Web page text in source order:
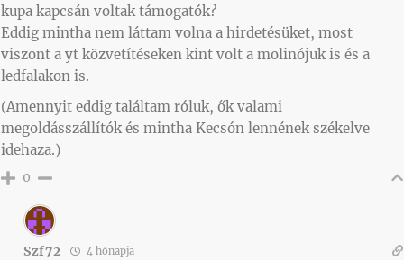
kupa kapcsán voltak támogatók?
Eddig mintha nem láttam volna a hirdetésüket, most
viszont a yt közvetítéseken kint volt a molinójuk is és a
ledfalakon is.
(Amennyit eddig találtam róluk, ők valami
megoldásszállítók és mintha Kecsón lennének székelve
idehaza.)
0
Szf72 4 hónapja